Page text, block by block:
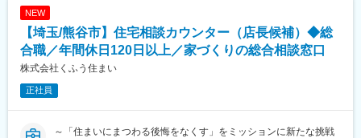
NEW
【埼玉/熊谷市】住宅相談カウンター（店長候補）◆総
合職／年間休日120日以上／家づくりの総合相談窓口
株式会社くふう住まい
正社員
～「住まいにまつわる後悔をなくす」をミッションに新たな挑戦